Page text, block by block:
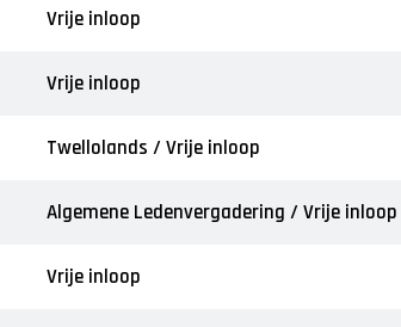
Vrije inloop
Vrije inloop
Twellolands / Vrije inloop
Algemene Ledenvergadering / Vrije inloop
Vrije inloop